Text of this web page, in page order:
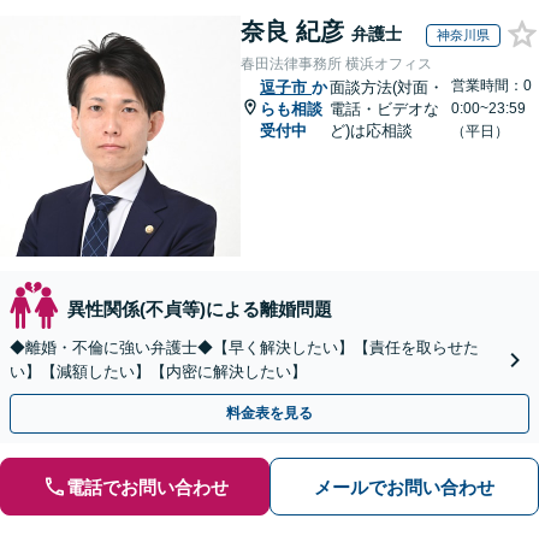
奈良 紀彦 弁護士 神奈川県
春田法律事務所 横浜オフィス
逗子市 か
らも相談
受付中
面談方法(対面・
電話・ビデオな
ど)は応相談
営業時間：0
0:00~23:59
（平日）
異性関係(不貞等)による離婚問題
◆離婚・不倫に強い弁護士◆【早く解決したい】【責任を取らせた
い】【減額したい】【内密に解決したい】
料金表を見る
電話でお問い合わせ メールでお問い合わせ